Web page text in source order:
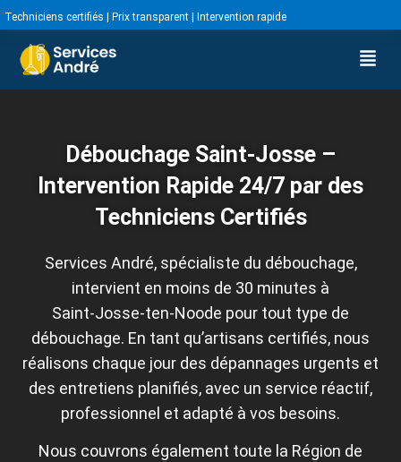
Techniciens certifiés | Prix transparent | Intervention rapide
Débouchage Saint-Josse –
Intervention Rapide 24/7 par des
Techniciens Certifiés
Services André, spécialiste du débouchage,
intervient en moins de 30 minutes à
Saint‑Josse‑ten‑Noode pour tout type de
débouchage. En tant qu’artisans certifiés, nous
réalisons chaque jour des dépannages urgents et
des entretiens planifiés, avec un service réactif,
professionnel et adapté à vos besoins.
Nous couvrons également toute la Région de